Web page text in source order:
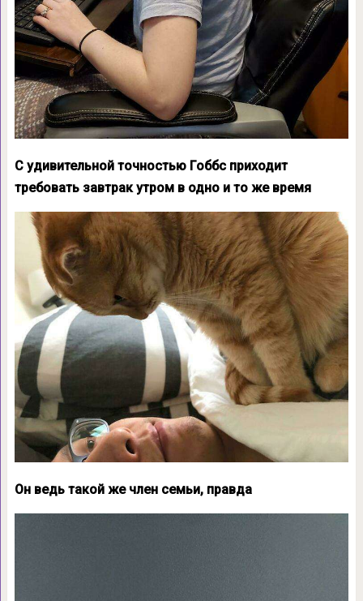
С удивительной точностью Гоббс приходит
требовать завтрак утром в одно и то же время
Он ведь такой же член семьи, правда